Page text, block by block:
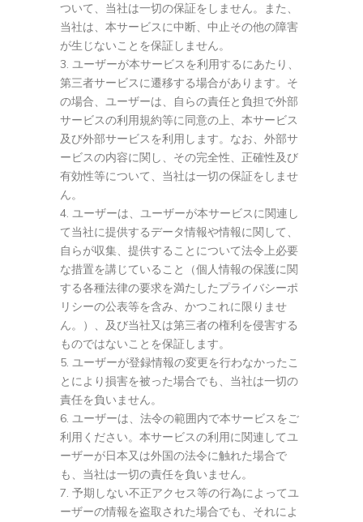
ついて、当社は一切の保証をしません。また、
当社は、本サービスに中断、中止その他の障害
が生じないことを保証しません。
ユーザーが本サービスを利用するにあたり、
第三者サービスに遷移する場合があります。そ
の場合、ユーザーは、自らの責任と負担で外部
サービスの利用規約等に同意の上、本サービス
及び外部サービスを利用します。なお、外部サ
ービスの内容に関し、その完全性、正確性及び
有効性等について、当社は一切の保証をしませ
ん。
ユーザーは、ユーザーが本サービスに関連し
て当社に提供するデータ情報や情報に関して、
⾃ らが収集、提供することについて法令上必要
な措置を講じていること（個⼈情報の保護に関
する各種法律の要求を満たしたプライバシーポ
リシーの公表等を含み、かつこれに限りませ
ん。）、及び当社⼜は第三者の権利を侵害する
ものではないことを保証します。
ユーザーが登録情報の変更を行わなかったこ
とにより損害を被った場合でも、当社は一切の
責任を負いません。
ユーザーは、法令の範囲内で本サービスをご
利用ください。本サービスの利用に関連してユ
ーザーが日本又は外国の法令に触れた場合で
も、当社は一切の責任を負いません。
予期しない不正アクセス等の行為によってユ
ーザーの情報を盗取された場合でも、それによ